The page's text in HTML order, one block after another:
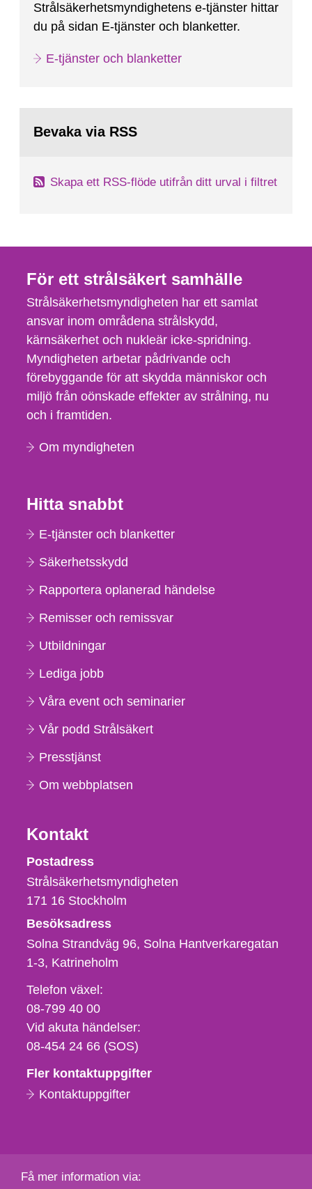
Strålsäkerhetsmyndighetens e-tjänster hittar
du på sidan E-tjänster och blanketter.
E-tjänster och blanketter
Bevaka via RSS
Skapa ett RSS-flöde utifrån ditt urval i filtret
För ett strålsäkert samhälle
Strålsäkerhetsmyndigheten har ett samlat
ansvar inom områdena strålskydd,
kärnsäkerhet och nukleär icke-spridning.
Myndigheten arbetar pådrivande och
förebyggande för att skydda människor och
miljö från oönskade effekter av strålning, nu
och i framtiden.
Om myndigheten
Hitta snabbt
E-tjänster och blanketter
Säkerhetsskydd
Rapportera oplanerad händelse
Remisser och remissvar
Utbildningar
Lediga jobb
Våra event och seminarier
Vår podd Strålsäkert
Presstjänst
Om webbplatsen
Kontakt
Strålsäkerhetsmyndigheten
Postadress
Strålsäkerhetsmyndigheten
171 16 Stockholm
Besöksadress
Solna Strandväg 96, Solna Hantverkaregatan
1-3 Katrineholm
Telefon,
fax
och
e-
Telefon växel:
08-799 40 00
Vid akuta händelser:
08-454 24 66 (SOS)
Fler kontaktuppgifter
Kontaktuppgifter
Få mer information via: